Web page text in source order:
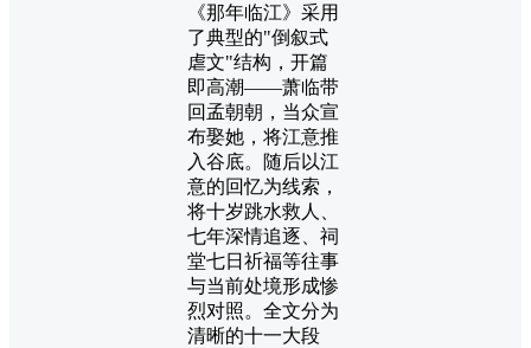
《那年临江》采用
了典型的"倒叙式
虐文"结构，开篇
即高潮——萧临带
回孟朝朝，当众宣
布娶她，将江意推
入谷底。随后以江
意的回忆为线索，
将十岁跳水救人、
七年深情追逐、祠
堂七日祈福等往事
与当前处境形成惨
烈对照。全文分为
清晰的十一大段